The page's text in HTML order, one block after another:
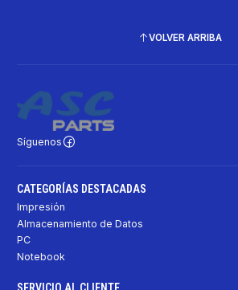
VOLVER ARRIBA
Síguenos
CATEGORÍAS DESTACADAS
Impresión
Almacenamiento de Datos
PC
Notebook
SERVICIO AL CLIENTE